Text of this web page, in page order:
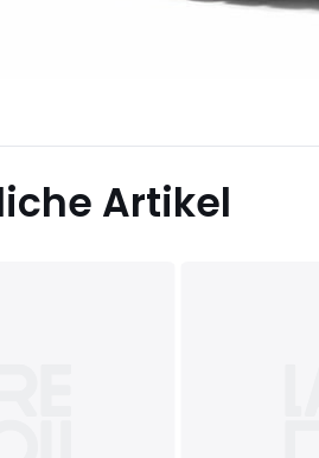
Artikel